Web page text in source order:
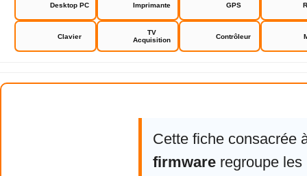
Desktop PC Imprimante GPS
Clavier
TV
Acquisition
Contrôleur
Iriver T6 firmware
Cette fiche consacrée
firmware regroupe